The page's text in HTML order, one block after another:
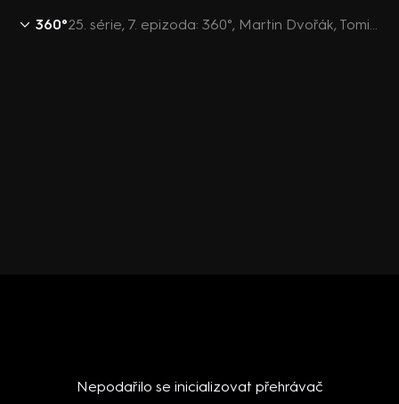
360° 25. série, 7. epizoda: 360°, Martin Dvořák, Tomio Okamura - 7.1. v 21:30
Nepodařilo se inicializovat přehrávač